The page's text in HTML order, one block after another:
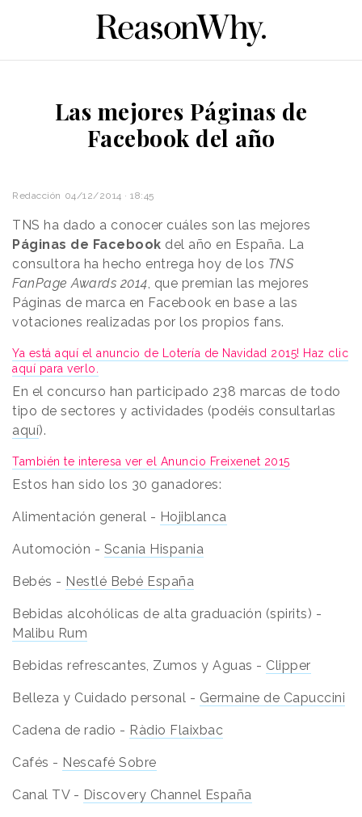
Las mejores Páginas de
Facebook del año
Redacción 04/12/2014 · 18:45
TNS ha dado a conocer cuáles son las mejores
Páginas de Facebook del año en España. La
consultora ha hecho entrega hoy de los TNS
FanPage Awards 2014 , que premian las mejores
Páginas de marca en Facebook en base a las
votaciones realizadas por los propios fans.
Ya está aquí el anuncio de Lotería de Navidad 2015! Haz clic
aquí para verlo.
En el concurso han participado 238 marcas de todo
tipo de sectores y actividades (podéis consultarlas
aquí).
También te interesa ver el Anuncio Freixenet 2015
Estos han sido los 30 ganadores:
Alimentación general - Hojiblanca
Automoción - Scania Hispania
Bebés - Nestlé Bebé España
Bebidas alcohólicas de alta graduación (spirits) -
Malibu Rum
Bebidas refrescantes, Zumos y Aguas - Clipper
Belleza y Cuidado personal - Germaine de Capuccini
Cadena de radio - Ràdio Flaixbac
Cafés - Nescafé Sobre
Canal TV - Discovery Channel España